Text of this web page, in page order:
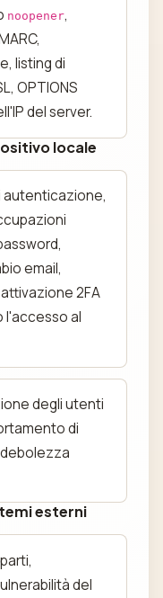
noopener,
listing di
OPTIONS
del server.
locale
autenticazione,
email,
2FA
l'accesso al
degli utenti
di
esterni
del